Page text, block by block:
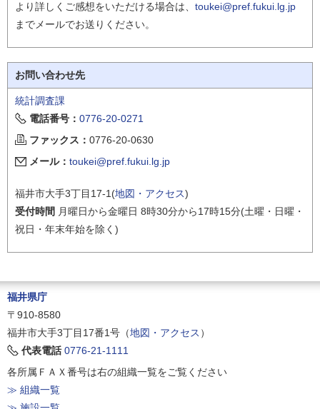
より詳しくご感想をいただける場合は、 toukei@pref.fukui.lg.jp
までメールでお送りください。
お問い合わせ先
統計調査課
電話番号： 0776-20-0271
ファックス： 0776-20-0630
メール： toukei@pref.fukui.lg.jp
福井市大手3丁目17-1(地図・アクセス)
受付時間 月曜日から金曜日 8時30分から17時15分(土曜・日曜・
祝日・年末年始を除く)
福井県庁
〒910-8580
福井市大手3丁目17番1号（地図・アクセス ）
代表電話 0776-21-1111
各所属ＦＡＸ番号は右の組織一覧をご覧ください
≫ 組織一覧